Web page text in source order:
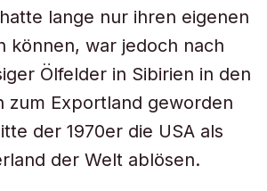
lange nur ihren eigenen
können, war jedoch nach
Ölfelder in Sibirien in den
zum Exportland geworden
der 1970er die USA als
der Welt ablösen.